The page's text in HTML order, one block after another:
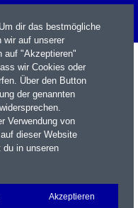
Login
dir das bestmögliche
wir auf unserer
auf "Akzeptieren"
wir Cookies oder
Über den Button
der genannten
Verwendung von
dieser Website
du in unseren
Akzeptieren